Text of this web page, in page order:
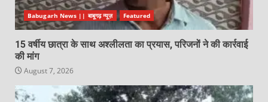
Babugarh News || बाबूगढ़ न्यूज़ Featured
15 वर्षीय छात्रा के साथ अश्लीलता का प्रयास, परिजनों ने की कार्रवाई
की मांग
August 7, 2026